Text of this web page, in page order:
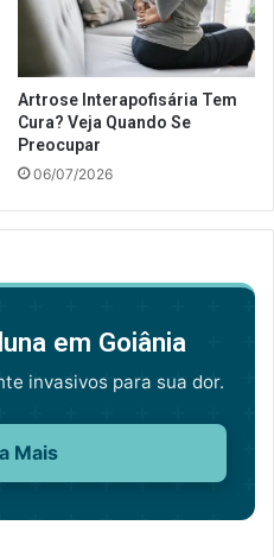
Artrose Interapofisária Tem
Cura? Veja Quando Se
Preocupar
06/07/2026
em Goiânia
invasivos para sua dor.
Mais